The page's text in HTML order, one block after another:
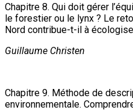
Chapitre 8. Qui doit gérer
le forestier ou le lynx ? Le
Nord contribue-t-il à
Guillaume Christen
Chapitre 9. Méthode de
environnementale.